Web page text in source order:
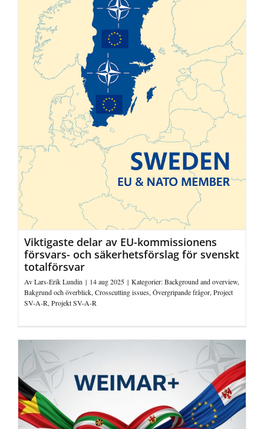
Viktigaste delar av EU-kommissionens
försvars- och säkerhetsförslag för svenskt
totalförsvar
AvLars-Erik Lundin | 14 aug 2025 | Kategorier:Background and overview,
Bakgrund och överblick,Crosscutting issues,Övergripande frågor,Project
SV-A-R,Projekt SV-A-R